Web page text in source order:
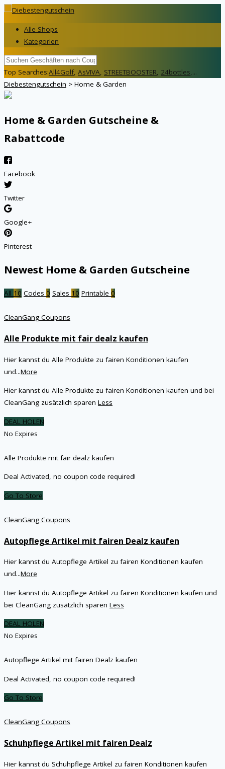
Alle Shops
Kategorien
Top Searches:All4Golf, AsVIVA, STREETBOOSTER, 24bottles,...
Diebestengutschein > Home & Garden
Home & Garden Gutscheine &
Rabattcode
Facebook
Twitter
Google+
Pinterest
Newest Home & Garden Gutscheine
All 10 Codes 0 Sales 10 Printable 0
CleanGang Coupons
Alle Produkte mit fair dealz kaufen
Hier kannst du Alle Produkte zu fairen Konditionen kaufen
und...More
Hier kannst du Alle Produkte zu fairen Konditionen kaufen und bei
CleanGang zusätzlich sparen Less
DEAL HOLEN
No Expires
Alle Produkte mit fair dealz kaufen
Deal Activated, no coupon code required!
Go To Store
CleanGang Coupons
Autopflege Artikel mit fairen Dealz kaufen
Hier kannst du Autopflege Artikel zu fairen Konditionen kaufen
und...More
Hier kannst du Autopflege Artikel zu fairen Konditionen kaufen und
bei CleanGang zusätzlich sparen Less
DEAL HOLEN
No Expires
Autopflege Artikel mit fairen Dealz kaufen
Deal Activated, no coupon code required!
Go To Store
CleanGang Coupons
Schuhpflege Artikel mit fairen Dealz
Hier kannst du Schuhpflege Artikel zu fairen Konditionen kaufen